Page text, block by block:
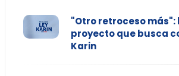
"Otro retroceso
proyecto que busca
Karin